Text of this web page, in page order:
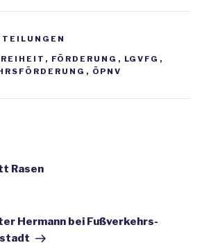
, FÖRDERUNG , LGVFG ,
, ÖPNV
Rasen
Hermann bei Fußverkehrs-